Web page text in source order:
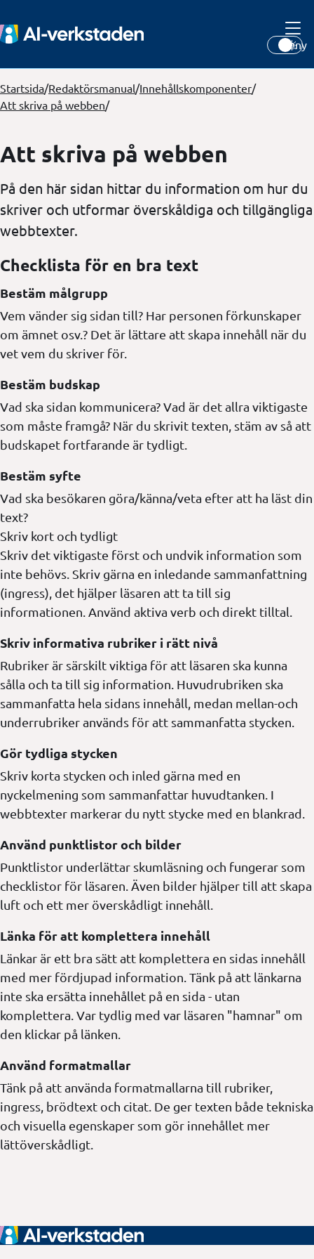
Meny
Startsida/Redaktörsmanual/Innehållskomponenter/
Att skriva på webben/
Att skriva på webben
På den här sidan hittar du information om hur du
skriver och utformar överskåldiga och tillgängliga
webbtexter.
Checklista för en bra text
Bestäm målgrupp
Vem vänder sig sidan till? Har personen förkunskaper
om ämnet osv.? Det är lättare att skapa innehåll när du
vet vem du skriver för.
Bestäm budskap
Vad ska sidan kommunicera? Vad är det allra viktigaste
som måste framgå? När du skrivit texten, stäm av så att
budskapet fortfarande är tydligt.
Bestäm syfte
Vad ska besökaren göra/känna/veta efter att ha läst din
text?
Skriv kort och tydligt
Skriv det viktigaste först och undvik information som
inte behövs. Skriv gärna en inledande sammanfattning
(ingress), det hjälper läsaren att ta till sig
informationen. Använd aktiva verb och direkt tilltal.
Skriv informativa rubriker i rätt nivå
Rubriker är särskilt viktiga för att läsaren ska kunna
sålla och ta till sig information. Huvudrubriken ska
sammanfatta hela sidans innehåll, medan mellan-och
underrubriker används för att sammanfatta stycken.
Gör tydliga stycken
Skriv korta stycken och inled gärna med en
nyckelmening som sammanfattar huvudtanken. I
webbtexter markerar du nytt stycke med en blankrad.
Använd punktlistor och bilder
Punktlistor underlättar skumläsning och fungerar som
checklistor för läsaren. Även bilder hjälper till att skapa
luft och ett mer överskådligt innehåll.
Länka för att komplettera innehåll
Länkar är ett bra sätt att komplettera en sidas innehåll
med mer fördjupad information. Tänk på att länkarna
inte ska ersätta innehållet på en sida - utan
komplettera. Var tydlig med var läsaren "hamnar" om
den klickar på länken.
Använd formatmallar
Tänk på att använda formatmallarna till rubriker,
ingress, brödtext och citat. De ger texten både tekniska
och visuella egenskaper som gör innehållet mer
lättöverskådligt.
Sidfot